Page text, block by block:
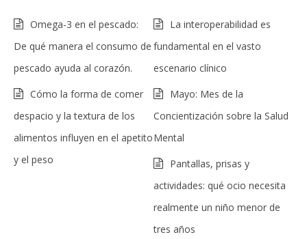
Omega-3 en el pescado:
De qué manera el consumo de
pescado ayuda al corazón.
La interoperabilidad es
fundamental en el vasto
escenario clínico
Cómo la forma de comer
despacio y la textura de los
alimentos influyen en el apetito
y el peso
Mayo: Mes de la
Concientización sobre la Salud
Mental
Pantallas, prisas y
actividades: qué ocio necesita
realmente un niño menor de
tres años